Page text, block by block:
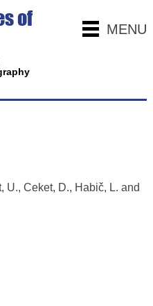
MENU
of
U., Ceket, D., Habič, L. and